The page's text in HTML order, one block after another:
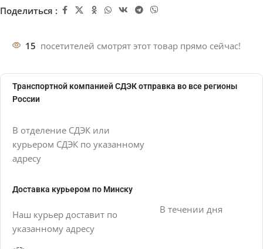
Поделиться :
15 посетителей смотрят этот товар прямо сейчас!
Транспортной компанией СДЭК отправка во все регионы
России
В отделение СДЭК или
курьером СДЭК по указанному
адресу
Доставка курьером по Минску
Наш курьер доставит по
указанному адресу
В течении дня